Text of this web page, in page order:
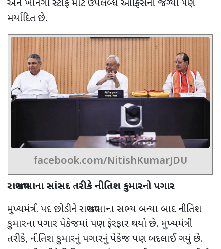
અને ખાનગી સ્ટાફ માટે ઉપલબ્ધ ઓફિસની જગ્યા પણ
મર્યાદિત છે.
facebook.com/NitishKumarJDU
રાજ્યસભાના સાંસદ તરીકે નીતિશ કુમારનો પગાર
મુખ્યમંત્રી પદ છોડીને રાજ્યસભાના સભ્ય બન્યા બાદ નીતિશ
કુમારના પગાર પેકેજમાં પણ ફેરફાર થયો છે. મુખ્યમંત્રી
તરીકે, નીતિશ કુમારનું પગારનું પેકેજ પણ બદલાઈ ગયું છે.